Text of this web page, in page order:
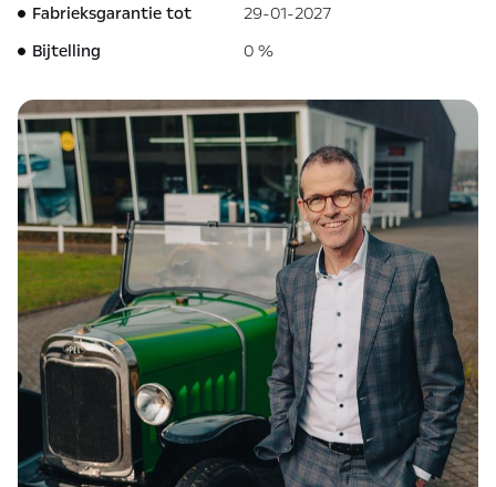
Fabrieksgarantie tot
29-01-2027
Bijtelling
0 %